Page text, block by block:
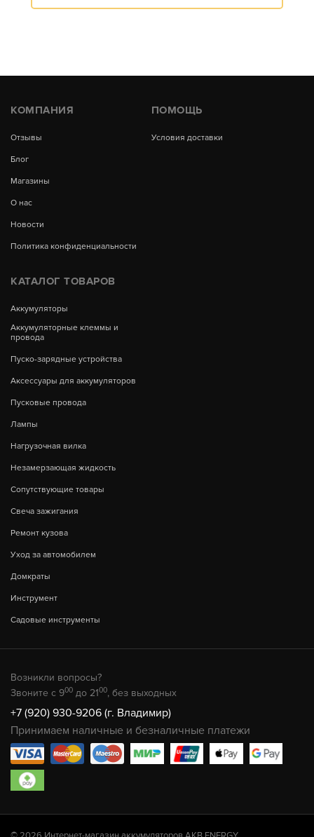
КОМПАНИЯ
Отзывы
Блог
Магазины
О нас
Новости
Политика конфиденциальности
ПОМОЩЬ
Условия доставки
КАТАЛОГ ТОВАРОВ
Аккумуляторы
Аккумуляторные клеммы и
провода
Пуско-зарядные устройства
Аксессуары для аккумуляторов
Пусковые провода
Лампы
Нагрузочная вилка
Незамерзающая жидкость
Сопутствующие товары
Свеча зажигания
Ремонт кузова
Уход за автомобилем
Домкраты
Инструмент
Садовые инструменты
Возникли вопросы?
Звоните с 900 до 2100, без выходных
+7 (920) 930-9206 (г. Владимир)
Принимаем наличные и безналичные платежи